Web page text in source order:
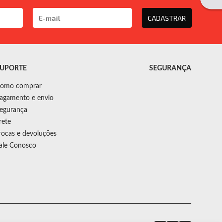
CADASTRAR
comprar
e envio
e devoluções
Conosco
SEGURANÇA